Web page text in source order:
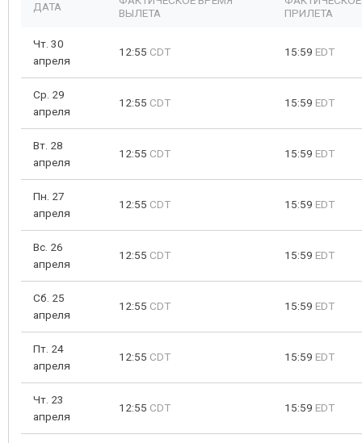
ДАТА
ВЫЛЕТА
ПРИЛЕТА
Чт. 30
апреля
12:55 CDT 15:59 EDT
Ср. 29
апреля
12:55 CDT 15:59 EDT
Вт. 28
апреля
12:55 CDT 15:59 EDT
Пн. 27
апреля
12:55 CDT 15:59 EDT
Вс. 26
апреля
12:55 CDT 15:59 EDT
Сб. 25
апреля
12:55 CDT 15:59 EDT
Пт. 24
апреля
12:55 CDT 15:59 EDT
Чт. 23
апреля
12:55 CDT 15:59 EDT